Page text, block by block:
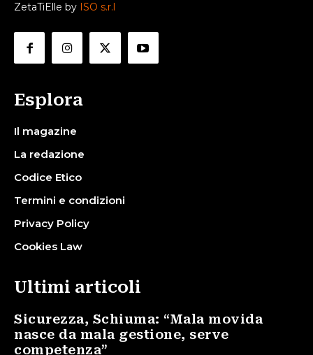
ZetaTiElle by ISO s.r.l
Esplora
Il magazine
La redazione
Codice Etico
Termini e condizioni
Privacy Policy
Cookies Law
Ultimi articoli
Sicurezza, Schiuma: “Mala movida
nasce da mala gestione, serve
competenza”